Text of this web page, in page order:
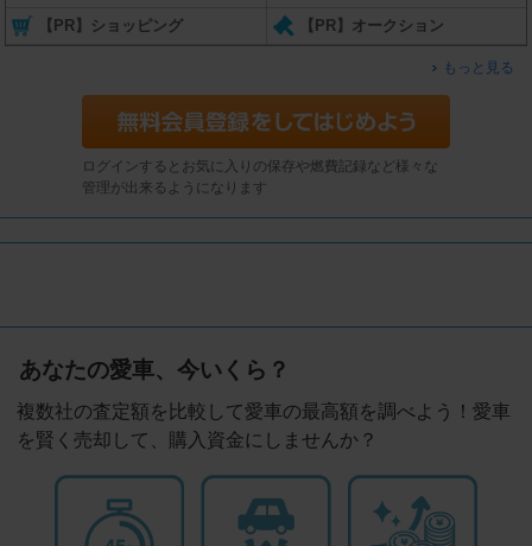
【PR】ショッピング 【PR】オークション
もっと見る
ログインするとお気に入りの保存や燃費記録など様々な
管理が出来るようになります
あなたの愛車、今いくら？
複数社の査定額を比較して愛車の最高額を調べよう！愛車
を賢く売却して、購入資金にしませんか？